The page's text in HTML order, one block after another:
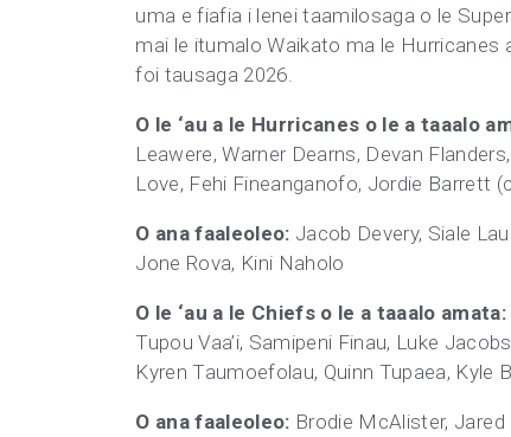
uma e fiafia i lenei taamilosaga o le
mai le itumalo Waikato ma le Hurricanes
foi tausaga 2026.
O le ‘au a le Hurricanes o le a taaalo
Leawere, Warner Dearns, Devan
Love, Fehi Fineanganofo, Jordie Barrett
O ana faaleoleo: Jacob Devery, Siale
Jone Rova, Kini Naholo
O le ‘au a le Chiefs o le a taaalo amata:
Tupou Vaa’i, Samipeni Finau, Luke
Kyren Taumoefolau, Quinn Tupaea, Kyle
O ana faaleoleo: Brodie McAlister,